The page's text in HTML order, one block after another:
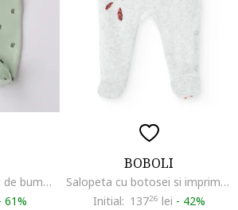
Salopeta din amestec de bumbac cu model urs, Verde pal/Verde feriga
61%
BOBOLI
Salopeta cu botosei si imprimeu grafic, Roz somon/Gri deschis melange
Initial: 13726 lei - 42%